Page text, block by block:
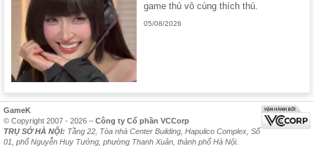
game thủ vô cùng thích thú.
05/08/2026
GameK
© Copyright 2007 - 2026 – Công ty Cổ phần VCCorp
TRỤ SỞ HÀ NỘI: Tầng 22, Tòa nhà Center Building, Hapulico Complex, Số
01, phố Nguyễn Huy Tưởng, phường Thanh Xuân, thành phố Hà Nội.